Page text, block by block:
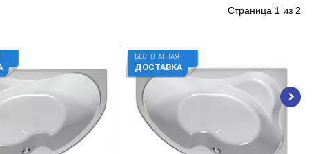
Страница 1 из 2
БЕСПЛАТНАЯ
ДОСТАВКА